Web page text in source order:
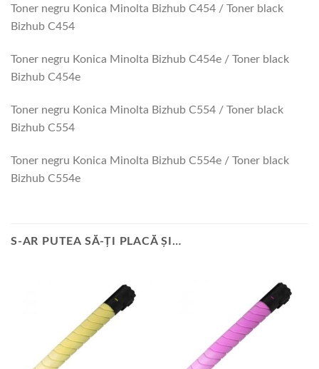
Toner negru Konica Minolta Bizhub C454 / Toner black
Bizhub C454
Toner negru Konica Minolta Bizhub C454e / Toner black
Bizhub C454e
Toner negru Konica Minolta Bizhub C554 / Toner black
Bizhub C554
Toner negru Konica Minolta Bizhub C554e / Toner black
Bizhub C554e
S-AR PUTEA SĂ-ȚI PLACĂ ȘI…